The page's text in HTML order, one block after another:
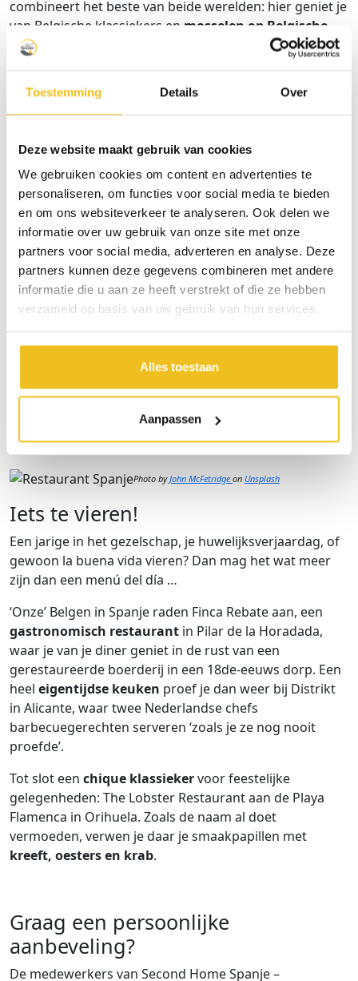
Toestemming Details Over
Deze website maakt gebruik van cookies
We gebruiken cookies om content en advertenties te
personaliseren, om functies voor social media te bieden
en om ons websiteverkeer te analyseren. Ook delen we
informatie over uw gebruik van onze site met onze
partners voor social media, adverteren en analyse. Deze
partners kunnen deze gegevens combineren met andere
informatie die u aan ze heeft verstrekt of die ze hebben
verzameld op basis van uw gebruik van hun services.
Alles toestaan
Aanpassen
combineert het beste van beide werelden: hier geniet je
van Belgische klassiekers en mosselen op Belgische
wijze
met zicht op het Spaanse strand en een
romantische zonsondergang, én voor Spaanse prijzen.
proeft vakantie
Je verblijf aan de Costa Blanca is niet compleet zonder
een lunch of diner met zeezicht. Daarvoor beveelt de
Second Home Spanje-familie bijvoorbeeld Chiringuitos
Pirata aan. In hun vestigingen in Torre de la Horadada
en Pilar de la Horadada eet je eerlijke dagschotelsop
een zonovergotenterras aan het strand.
Familierestaurant Vela Beach in Torrevieja (La Mata)
verse vis uit de baai voor de deur enseizoensgroenten
. Ook bij Nautilus – Torrevieja (Punta
Prima) – dineer je met richt op zee, ‘muziek’ van
het iets chiquer wil, raden we je aan een tafel op de
bovenverdieping te reserveren.
Photo byJohn McFetridge on Unsplash
Iets te vieren!
Een jarige in het gezelschap, je huwelijksverjaardag, of
gewoon la buena vida vieren? Dan mag het wat meer
zijn dan een menú del día …
‘Onze’ Belgen in Spanje raden Finca Rebate aan, een
gastronomisch restaurant in Pilar de la Horadada,
waar je van je diner geniet in de rust van een
gerestaureerde boerderij in een 18de-eeuws dorp. Een
heel eigentijdse keuken proef je dan weer bij Distrikt
in Alicante, waar twee Nederlandse chefs
barbecuegerechten serveren ‘zoals je ze nog nooit
proefde’.
Tot slot een chique klassiekervoor feestelijke
gelegenheden: The Lobster Restaurant aan de Playa
Flamenca in Orihuela. Zoals de naam al doet
vermoeden, verwen je daar je smaakpapillen met
kreeft, oesters en krab.
Graag een persoonlijke
aanbeveling?
De medewerkers van Second Home Spanje –